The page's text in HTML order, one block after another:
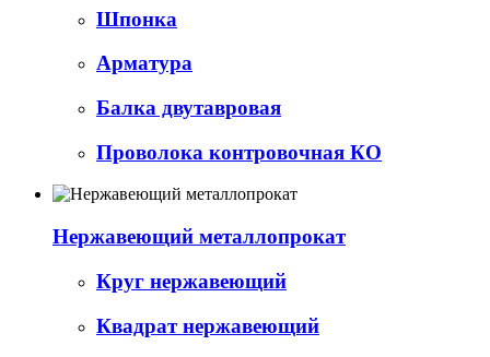
Шпонка
Арматура
Балка двутавровая
Проволока контровочная КО
Нержавеющий металлопрокат
Круг нержавеющий
Квадрат нержавеющий